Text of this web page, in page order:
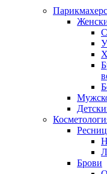
Татуаж
Губы
Глаза
Брови
Визаж
LPG-
Брови